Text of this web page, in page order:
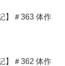
】＃363 体作
】＃362 体作